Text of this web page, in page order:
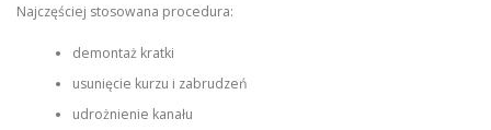
Najczęściej stosowana procedura:
demontaż kratki
usunięcie kurzu i zabrudzeń
udrożnienie kanału